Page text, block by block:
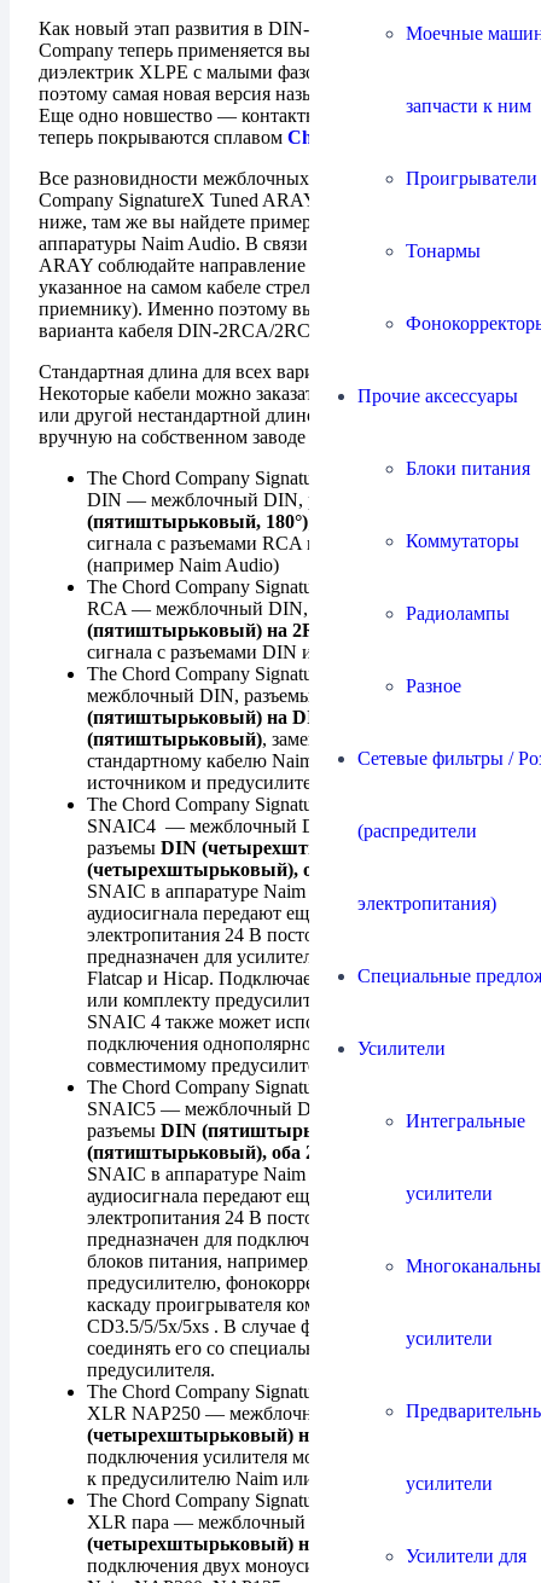
Моечные
запчасти к ним
Тонармы
Прочие аксессуары
Блоки питания
Коммутаторы
Радиолампы
Разное
Сетевые фильтры /
(распредители
электропитания)
Специальные
Усилители
Интегральные
усилители
усилители
усилители
Усилители для
Как новый этап развития в DIN-кабелях Chord
Company теперь применяется высокотехнологичный
диэлектрик XLPE с малыми фазовыми искажениями и
поэтому самая новая версия называется SignatureX.
Еще одно новшество — контактные штырьки разъемов
теперь покрываются сплавом ChorAlloy
Все разновидности межблочных кабелей Chord
Company SignatureX Tuned ARAY DIN перечислены
ниже, там же вы найдете примеры соединений для
аппарaтуры Naim Audio. В связи с конструкцией Tuned
ARAY соблюдайте направление подключения,
указанное на самом кабеле стрелкой (от источника к
приемнику). Именно поэтому выпускается два
варианта кабеля DIN-2RCA/2RCA-DIN.
Стандартная длина для всех вариантов — 1 м.
Некоторые кабели можно заказать длиной 1,5 метра
или другой нестандартной длиной. Изготавливаются
вручную на собственном заводе Chord Company.
The Chord Company Signature Tuned ARAY RCA-
DIN — межблочный DIN, разъемы
(пятиштырьковый, 180°)
сигнала с разъемами RCA и приемника с DIN
(например Naim Audio)
The Chord Company Signature Tuned ARAY DIN-
RCA — межблочный DIN, разъемыDIN
(пятиштырьковый) на 2RCA
; для источника
сигнала с разъемами DIN и приемника с RCA
The Chord Company Signature Tuned ARAY DIN —
межблочный DIN, разъемы
(пятиштырьковый) на DIN
(пятиштырьковый), замена штатному
стандартному кабелю Naim 5-5 между
источником и предусилителем
The Chord Company Signature Tuned ARAY DIN
SNAIC4 — межблочный DIN типа SNAIC 4,
разъемы DIN (четырехштырьковый) на DIN
(четырехштырьковый), оба 240°
SNAIC в аппаратуре Naim Audio помимо
аудиосигнала передают еще и напряжение
электропитания 24 В постоянного тока. SNAIC 4
предназначен для усилителей мощности без
Flatcap и Hicap. Подключается к предусилителю
или комплекту предусилитель+его блок питания.
SNAIC 4 также может использоваться для
подключения однополярного блока питания к
совместимому предусилителю.
The Chord Company Signature Tuned ARAY DIN
SNAIC5 — межблочный DIN типа SNAIC 5,
разъемы DIN (пятиштырьковый) на DIN
(пятиштырьковый), оба 240°
SNAIC в аппаратуре Naim Audio помимо
аудиосигнала передают еще и напряжение
электропитания 24 В постоянного тока. SNAIC 5
предназначен для подключения двуполярных
блоков питания, например, Flatcap или Hicap к
предусилителю, фонокорректору или выходному
каскаду проигрывателя компакт-дисков Naim
CD3.5/5/5x/5xs . В случае фонокорректора может
соединять его со специальным входом AUX2
предусилителя.
The Chord Company Signature Tuned ARAY DIN-
XLR NAP250 — межблочный DIN, разъемыDIN
(четырехштырьковый) на 1XLR
подключения усилителя мощности Naim NAP250
к предусилителю Naim или его блоку питания
The Chord Company Signature Tuned ARAY DIN-
XLR пара — межблочный DIN, разъемы
(четырехштырьковый) на 1XLR (пара)
подключения двух моноусилителей мощности